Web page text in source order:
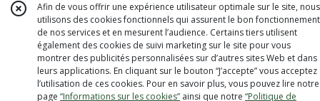
Afin de vous offrir une expérience utilisateur optimale sur le site, nous
utilisons des cookies fonctionnels qui assurent le bon fonctionnement
de nos services et en mesurent l’audience. Certains tiers utilisent
également des cookies de suivi marketing sur le site pour vous
montrer des publicités personnalisées sur d’autres sites Web et dans
leurs applications. En cliquant sur le bouton “J’accepte” vous acceptez
l’utilisation de ces cookies. Pour en savoir plus, vous pouvez lire notre
page “Informations sur les cookies” ainsi que notre “Politique de